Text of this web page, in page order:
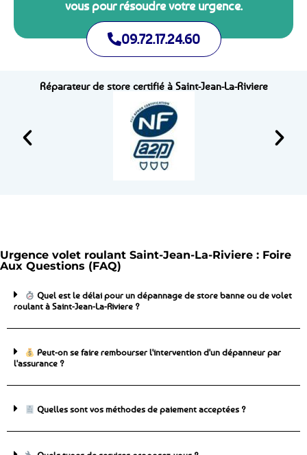
vous pour résoudre votre urgence.
09.72.17.24.60
Réparateur de store certifié à Saint-Jean-La-Riviere
Urgence volet roulant Saint-Jean-La-Riviere : Foire
Aux Questions (FAQ)
Quel est le délai pour un dépannage de store banne ou de volet
roulant à Saint-Jean-La-Riviere ?
Peut-on se faire rembourser l'intervention d'un dépanneur par
l'assurance ?
Quelles sont vos méthodes de paiement acceptées ?